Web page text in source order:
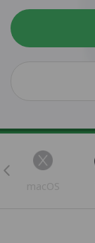
macOS